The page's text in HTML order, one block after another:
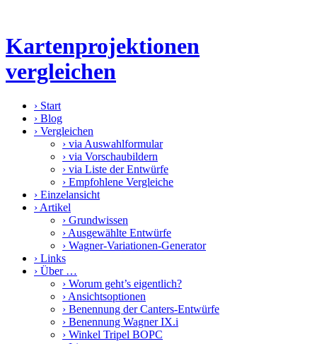
Kartenprojektionen
vergleichen
› Start
› Blog
› Vergleichen
› via Auswahlformular
› via Vorschaubildern
› via Liste der Entwürfe
› Empfohlene Vergleiche
› Einzelansicht
› Artikel
› Grundwissen
› Ausgewählte Entwürfe
› Wagner-Variationen-Generator
› Links
› Über …
› Worum geht’s eigentlich?
› Ansichtsoptionen
› Benennung der Canters-Entwürfe
› Benennung Wagner IX.i
› Winkel Tripel BOPC